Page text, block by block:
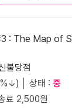
: The Map of
불당점
│ 상태 : 중
료 2,500원